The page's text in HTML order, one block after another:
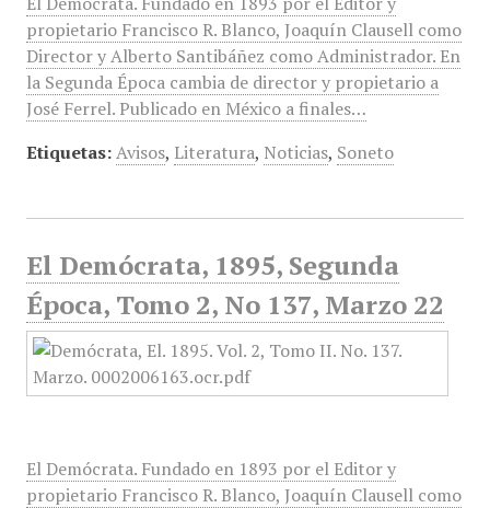
propietario Francisco R. Blanco, Joaquín Clausell como
Director y Alberto Santibáñez como Administrador. En
la Segunda Época cambia de director y propietario a
José Ferrel. Publicado en México a finales…
Etiquetas: Avisos, Literatura, Noticias, Soneto
El Demócrata, 1895, Segunda
Época, Tomo 2, No 137, Marzo 22
El Demócrata. Fundado en 1893 por el Editor y
propietario Francisco R. Blanco, Joaquín Clausell como